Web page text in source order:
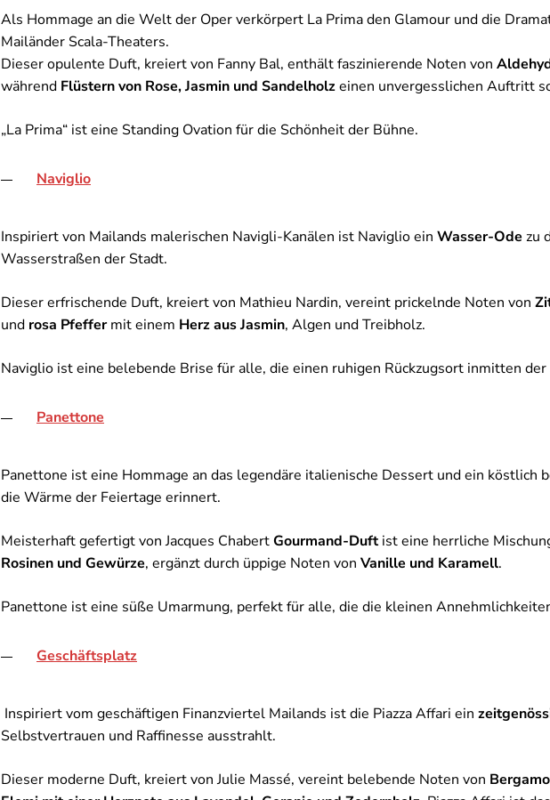
Als Hommage an die Welt der Oper verkörpert La Prima den Glamour und die
Mailänder Scala-Theaters.
Dieser opulente Duft, kreiert von Fanny Bal, enthält faszinierende Noten von
während Flüstern von Rose, Jasmin und Sandelholzeinen unvergesslichen Auftritt
„La Prima“ ist eine Standing Ovation für die Schönheit der Bühne.
Naviglio
Inspiriert von Mailands malerischen Navigli-Kanälen ist Naviglio ein Wasser-Ode zu
Wasserstraßen der Stadt.
Dieser erfrischende Duft, kreiert von Mathieu Nardin, vereint prickelnde Noten von
und rosa Pfeffermit einem Herz aus Jasmin, Algen und Treibholz.
Naviglio ist eine belebende Brise für alle, die einen ruhigen Rückzugsort inmitten
Panettone
Panettone ist eine Hommage an das legendäre italienische Dessert und ein köstlich
die Wärme der Feiertage erinnert.
Meisterhaft gefertigt von Jacques ChabertGourmand-Duftist eine herrliche
Rosinen und Gewürze, ergänzt durch üppige Noten von Vanille und Karamell.
Panettone ist eine süße Umarmung, perfekt für alle, die die kleinen
Geschäftsplatz
Inspiriert vom geschäftigen Finanzviertel Mailands ist die Piazza Affari ein
Selbstvertrauen und Raffinesse ausstrahlt.
Dieser moderne Duft, kreiert von Julie Massé, vereint belebende Noten von